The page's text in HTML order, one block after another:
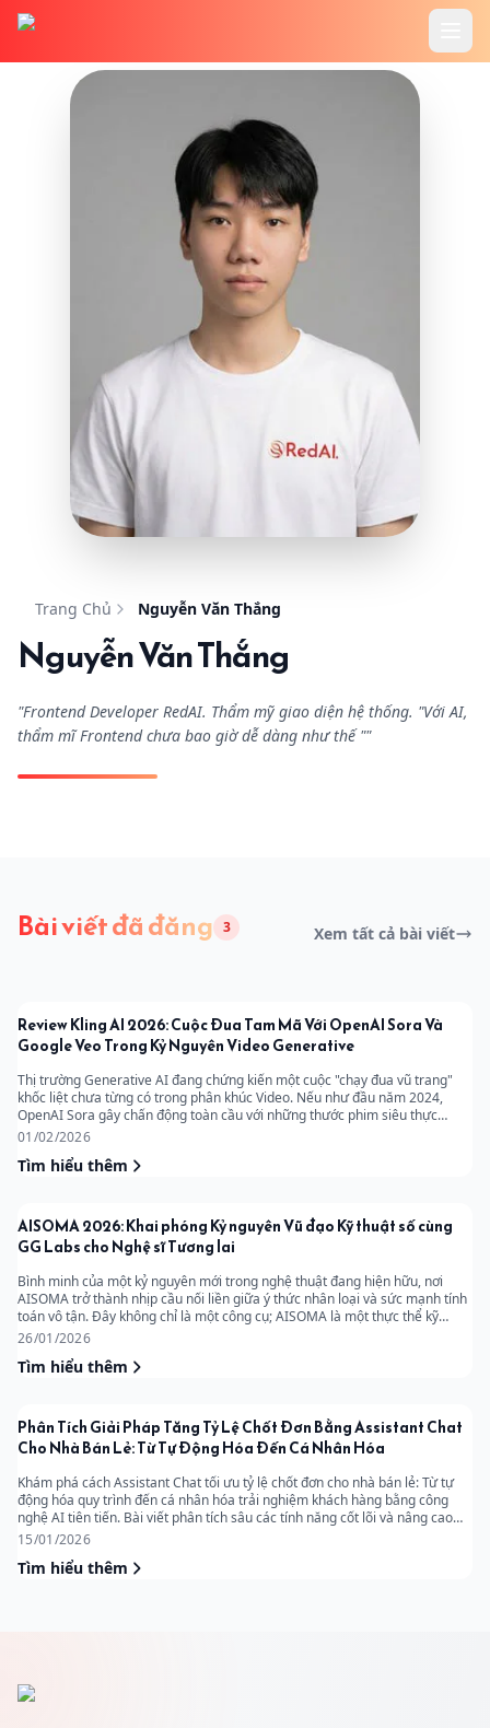
Trang chủ
Trang Chủ Nguyễn Văn Thắng
Nguyễn Văn Thắng
"Frontend Developer RedAI. Thẩm mỹ giao diện hệ thống. "Với AI,
thẩm mĩ Frontend chưa bao giờ dễ dàng như thế ""
Bài viết đã đăng 3 Xem tất cả bài viết
Review Kling AI 2026: Cuộc Đua Tam Mã Với OpenAI Sora Và
Google Veo Trong Kỷ Nguyên Video Generative
Thị trường Generative AI đang chứng kiến một cuộc "chạy đua vũ trang"
khốc liệt chưa từng có trong phân khúc Video. Nếu như đầu năm 2024,
OpenAI Sora gây chấn động toàn cầu với những thước phim siêu thực
nhưng lại "kín cổng cao tường", và Google Veo mới chỉ dừng lại ở những
Quốc) đã âm thầm tung ra đòn quyết định: Mở quyền truy cập thực tế cho
(shipping product). Bài viết này sẽ mổ xẻ năng lực cạnh tranh của Kling AI,
đặt nó lên bàn cân cùng Sora và Veo để xem đâu mới là khoản đầu tư xứng
đáng cho quy trình sản xuất nội dung của doanh nghiệp bạn.
01/02/2026
Tìm hiểu thêm
AISOMA 2026: Khai phóng Kỷ nguyên Vũ đạo Kỹ thuật số cùng
GG Labs cho Nghệ sĩ Tương lai
Bình minh của một kỷ nguyên mới trong nghệ thuật đang hiện hữu, nơi
AISOMA trở thành nhịp cầu nối liền giữa ý thức nhân loại và sức mạnh tính
toán vô tận. Đây không chỉ là một công cụ; AISOMA là một thực thể kỹ
thuật số có khả năng học hỏi, cảm nhận và tái thiết lập toàn bộ ngôn ngữ
Labs. Sự xuất hiện của công nghệ này đánh dấu một bước tiến hóa tất yếu,
sự co giãn cơ bắp, mà là sự biểu đạt của một hệ tư tưởng mới, nơi con
người và máy móc cùng cộng sinh để tạo ra những kiệt tác vượt xa trí
tưởng tượng truyền thống. Để hiểu rõ sự chuyển dịch vĩ mô này, chúng ta
cần nhìn sâu vào cách thức mà nghệ thuật vũ đạo đang được mã hóa và tái
sinh. Việc tiếp cận với những nền tảng phân tích thị trường AI hàng đầu như
redai.vn sẽ cung cấp cái nhìn xuyên thấu về sự bùng nổ của các công cụ
sáng tạo này, giúp cộng đồng nghệ sĩ không bị tụt hậu trước chân trời công
nghệ đang mở rộng. Dưới đây là hành trình khám phá chiều sâu của
AISOMA, từ cấu trúc toán học của sự chuyển động đến những viễn cảnh xa
xôi về một tương lai nơi nghệ thuật đạt tới Điểm dị biệt. Hãy cùng bắt đầu
26/01/2026
Tìm hiểu thêm
Phân Tích Giải Pháp Tăng Tỷ Lệ Chốt Đơn Bằng Assistant Chat
Cho Nhà Bán Lẻ: Từ Tự Động Hóa Đến Cá Nhân Hóa
Khám phá cách Assistant Chat tối ưu tỷ lệ chốt đơn cho nhà bán lẻ: Từ tự
động hóa quy trình đến cá nhân hóa trải nghiệm khách hàng bằng công
nghệ AI tiên tiến. Bài viết phân tích sâu các tính năng cốt lõi và nâng cao
giúp bứt phá doanh số trong kỷ nguyên số.
15/01/2026
Tìm hiểu thêm